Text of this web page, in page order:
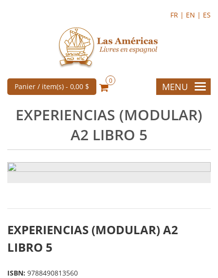
FR | EN | ES
Panier / item(s) - 0,00 $
0
MENU
EXPERIENCIAS (MODULAR)
A2 LIBRO 5
EXPERIENCIAS (MODULAR) A2
LIBRO 5
ISBN: 9788490813560